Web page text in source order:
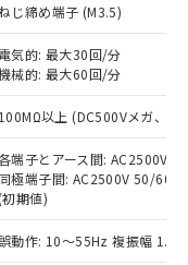
じ締め端子 (M3.5)
電気的: 最大30回/分
械的: 最大60回/分
100MΩ以上 (DC500Vメガ、点
端子とアース間: AC2500V
同極端子間: AC2500V 50/
(初期値)
誤動作: 10～55Hz 複振幅
ることをご
準価格はお客
客様担当のオ
当社販売員に
や当社販売拠
」をご確認
結果を当社の
漏洩または開
臭化ビフェニル
ニルエーテル類
エチルヘキシ
フタル酸ブチ
タル酸ジブチル
イソブチル
御機器に対する
閾値を超える意
。
ポリ臭化ビフェ
フェニルエーテ
フタル酸ジ
ブチルベンジ
)) : 1000ppm
すべてが基
な手続きを
る場合は、完
輸出されな
す。
、ミサイ
またはその他
置等に一切
者に販売する
3の内容を当
が在庫あり
状況につ
取引先、ま
ロン制御
売員にご確